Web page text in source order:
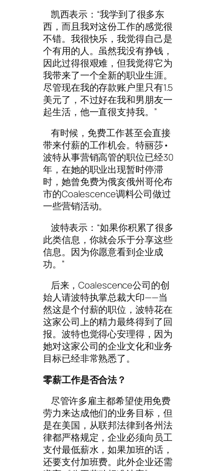
凯西表示：“我学到了很多东
西，而且我对这份工作的感觉很
不错。我很快乐，我觉得自己是
个有用的人。虽然我没有挣钱，
因此过得很艰难，但我觉得它为
我带来了一个全新的职业生涯。
尽管现在我的存款账户里只有1.5
美元了，不过好在我和男朋友一
起生活，他一直很支持我。”
有时候，免费工作甚至会直接
带来付薪的工作机会。特丽莎•
波特从事营销高管的职位已经30
年，在她的职业出现暂时停滞
时，她曾免费为俄亥俄州哥伦布
市的Coalescence调料公司做过
一些营销活动。
波特表示：“如果你积累了很多
此类信息，你就会乐于分享这些
信息。因为你愿意看到企业成
功。”
后来，Coalescence公司的创
始人请波特执掌总裁大印——当
然这是个付薪的职位，波特花在
这家公司上的精力最终得到了回
报。波特也觉得心安理得，因为
她对这家公司的企业文化和业务
目标已经非常熟悉了。
零薪工作是否合法？
尽管许多雇主都希望使用免费
劳力来达成他们的业务目标，但
是在美国，从联邦法律到各州法
律都严格规定，企业必须向员工
支付最低薪水，如果加班的话，
还要支付加班费。此外企业还需